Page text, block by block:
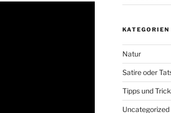
KATEGORIEN
Natur
Satire oder
Tipps und
Uncategorized